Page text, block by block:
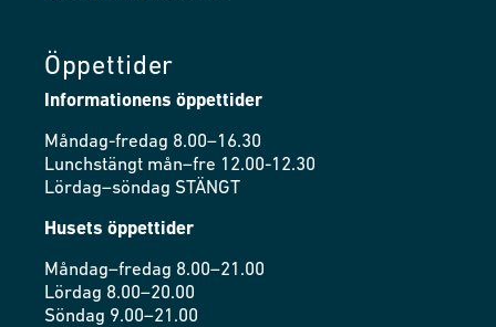
Öppettider
Informationens öppettider
Måndag-fredag 8.00–16.30
Lunchstängt mån–fre 12.00-12.30
Lördag–söndag STÄNGT
Husets öppettider
Måndag–fredag 8.00–21.00
Lördag 8.00–20.00
Söndag 9.00–21.00